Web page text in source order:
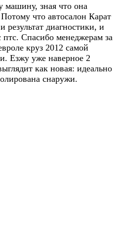
машину, зная что она
что автосалон Карат
результат диагностики, и
Спасибо менеджерам за
круз 2012 самой
Езжу уже наверное 2
как новая: идеально
снаружи.